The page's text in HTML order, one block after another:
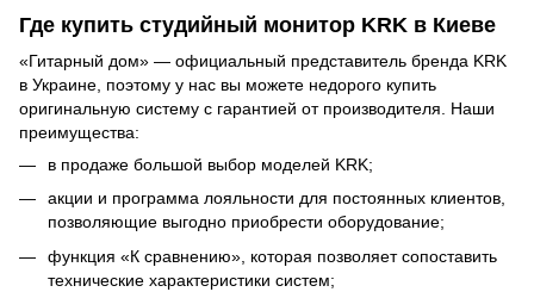
Где купить студийный монитор KRK в Киеве
«Гитарный дом» — официальный представитель бренда KRK
в Украине, поэтому у нас вы можете недорого купить
оригинальную систему с гарантией от производителя. Наши
преимущества:
в продаже большой выбор моделей KRK;
акции и программа лояльности для постоянных клиентов,
позволяющие выгодно приобрести оборудование;
функция «К сравнению», которая позволяет сопоставить
технические характеристики систем;